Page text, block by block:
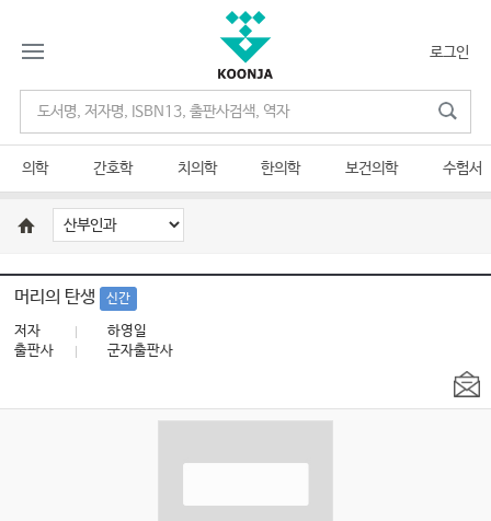
로그인
의학 간호학 치의학 한의학 보건의학 수험서
머리의 탄생 신간
저자
하영일
출판사
군자출판사